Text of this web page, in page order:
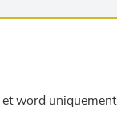
et word uniquement